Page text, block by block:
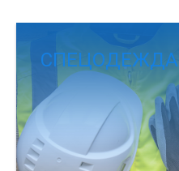
СПЕЦОДЕЖДА